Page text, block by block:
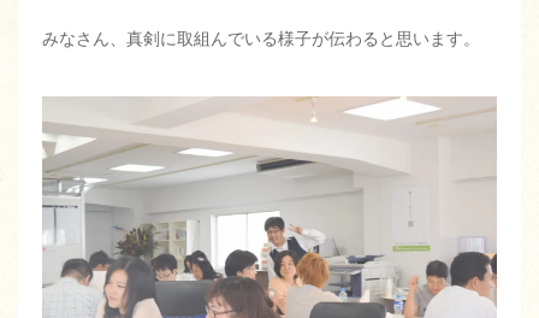
みなさん、真剣に取組んでいる様子が伝わると思います。